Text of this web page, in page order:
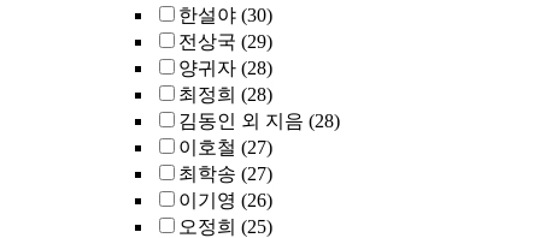
한설야 (30)
전상국 (29)
양귀자 (28)
최정희 (28)
김동인 외 지음 (28)
이호철 (27)
최학송 (27)
이기영 (26)
오정희 (25)